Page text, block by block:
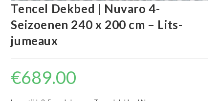
Tencel Dekbed | Nuvaro 4-
Seizoenen 240 x 200 cm – Lits-
jumeaux
€689.00